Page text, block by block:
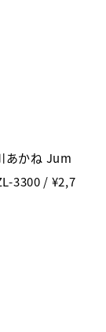
あかね Jum
3300 / ¥2,7